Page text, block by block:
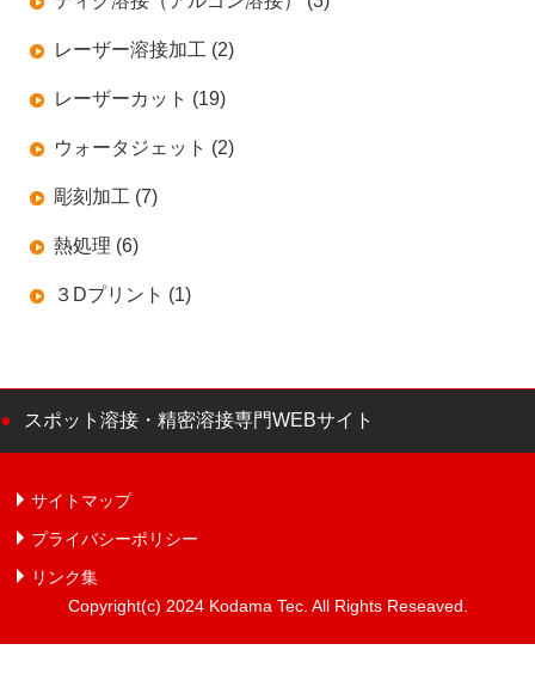
レーザー溶接加工 (2)
レーザーカット (19)
ウォータジェット (2)
彫刻加工 (7)
熱処理 (6)
３Dプリント (1)
スポット溶接・精密溶接専門WEBサイト
サイトマップ
プライバシーポリシー
リンク集
Copyright(c) 2024 Kodama Tec. All Rights Reseaved.